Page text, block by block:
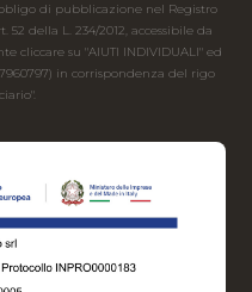
di pubblicazione nel Registro
della L. 234/2012, accessibile da
cliccare su "AIUTI INDIVIDUALI" ed
in corrispondenza del rigo